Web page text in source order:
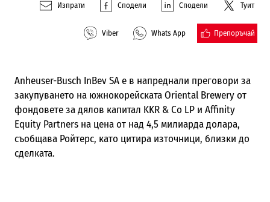
Изпрати Сподели Сподели Туит
Viber Whats App Препоръчай
Anheuser-Busch InBev SA е в напреднали преговори за
закупуването на южнокорейската Oriental Brewery от
фондовете за дялов капитал KKR & Co LP и Affinity
Equity Partners на цена от над 4,5 милиарда долара,
съобщава Ройтерс, като цитира източници, близки до
сделката.